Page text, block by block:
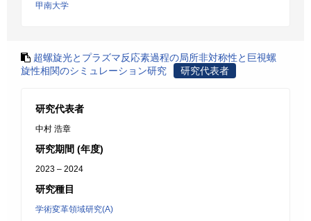
甲南大学
超螺旋光とプラズマ反応素過程の局所非対称性と巨視螺
旋性相関のシミュレーション研究
研究代表者
研究代表者
中村 浩章
研究期間 (年度)
2023 – 2024
研究種目
学術変革領域研究(A)